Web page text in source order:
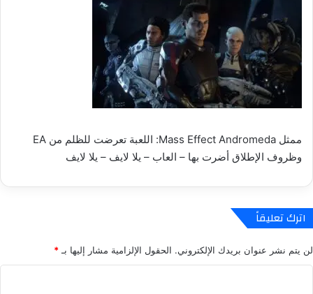
ممثل Mass Effect Andromeda: اللعبة تعرضت للظلم من EA
وظروف الإطلاق أضرت بها – العاب – يلا لايف – يلا لايف
اترك تعليقاً
لن يتم نشر عنوان بريدك الإلكتروني. الحقول الإلزامية مشار إليها بـ *